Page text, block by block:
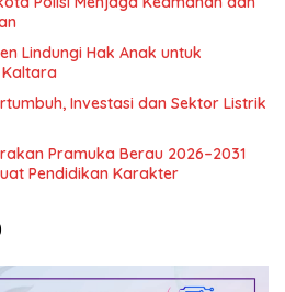
Lindungi Hak Anak untuk
Kaltara
Investasi dan Sektor Listrik
Pramuka Berau 2026–2031
Pendidikan Karakter